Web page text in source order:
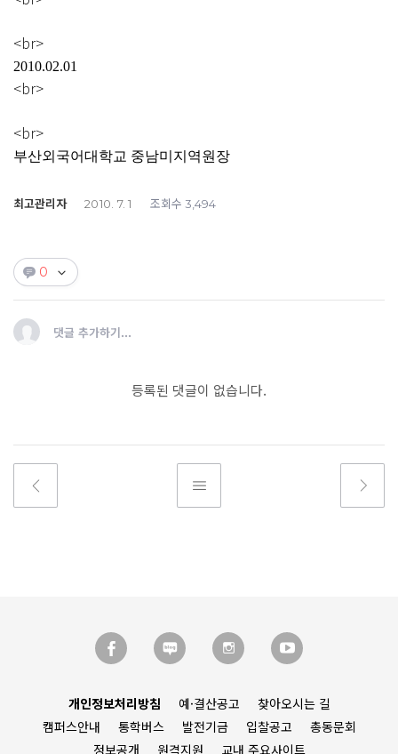
<br>
2010.02.01
<br>
<br>
부산외국어대학교 중남미지역원장
최고관리자 2010. 7. 1 조회수 3,494
0
댓글 추가하기...
등록된 댓글이 없습니다.
개인정보처리방침 예·결산공고
찾아오시는 길
캠퍼스안내
통학버스 발전기금 입찰공고
총동문회
정보공개
원격지원 교내 주요사이트